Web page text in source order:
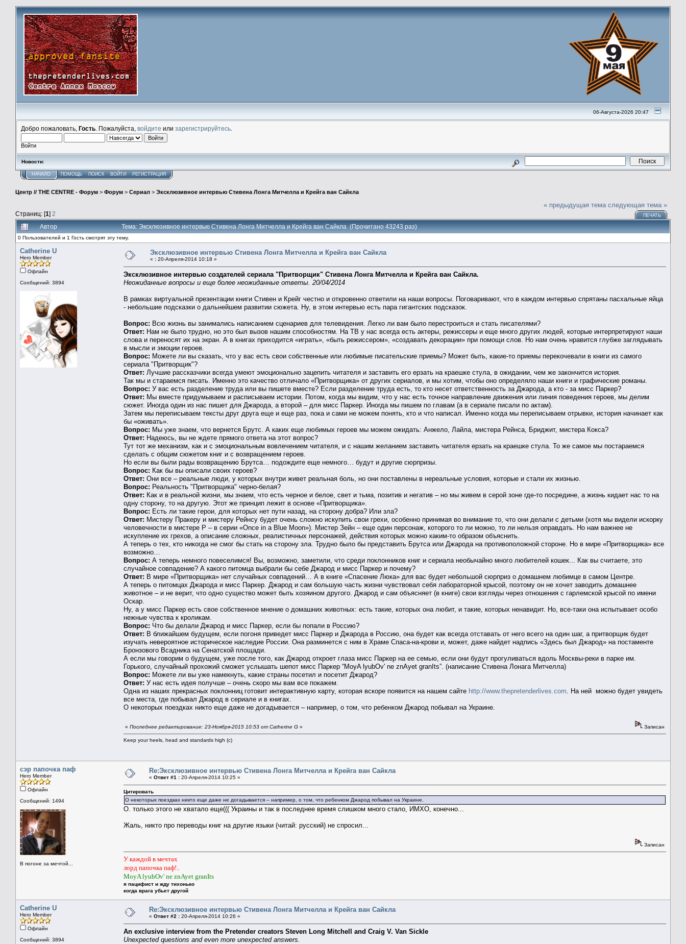
06-Августа-2026 20:47
Добро пожаловать, Гость . Пожалуйста, войдите или зарегистрируйтесь
Войти
Новости:
НАЧАЛО ПОМОЩЬ ПОИСК ВОЙТИ РЕГИСТРАЦИЯ
Центр // THE CENTRE - Форум > Форум > Сериал > Эксклюзивное интервью Стивена Лонга Митчелла и Крейга ван Сайкла
Страниц: [1] 2
« предыдущая тема следующая тема »
ПЕЧАТЬ
Автор Тема: Эксклюзивное интервью Стивена Лонга Митчелла и Крейга ван Сайкла (Прочитано 43243 раз)
0 Пользователей и 1 Гость смотрят эту тему.
Catherine U
Hero Member
Офлайн
Сообщений: 3894
Эксклюзивное интервью Стивена Лонга Митчелла и Крейга ван Сайкла
« : 20-Апреля-2014 10:18 »
Эксклюзивное интервью создателей сериала "Притворщик" Стивена Лонга Митчелла и Крейга ван Сайкла.
Неожиданные вопросы и еще более неожиданные ответы. 20/04/2014
В рамках виртуальной презентации книги Стивен и Крейг честно и откровенно ответили на наши вопросы. Поговаривают, что в каждом интервью спрятаны пасхальные яйца
- небольшие подсказки о дальнейшем развитии сюжета. Ну, в этом интервью есть пара гигантских подсказок.
Вопрос: Всю жизнь вы занимались написанием сценариев для телевидения. Легко ли вам было перестроиться и стать писателями?
Ответ: Нам не было трудно, но это был вызов нашим способностям. На ТВ у нас всегда есть актеры, режиссеры и еще много других людей, которые интерпретируют наши
слова и переносят их на экран. А в книгах приходится «играть», «быть режиссером», «создавать декорации» при помощи слов. Но нам очень нравится глубже заглядывать
в мысли и эмоции героев.
Вопрос: Можете ли вы сказать, что у вас есть свои собственные или любимые писательские приемы? Может быть, какие-то приемы перекочевали в книги из самого
сериала "Притворщик"?
Ответ: Лучшие рассказчики всегда умеют эмоционально зацепить читателя и заставить его ерзать на краешке стула, в ожидании, чем же закончится история.
Так мы и стараемся писать. Именно это качество отличало «Притворщика» от других сериалов, и мы хотим, чтобы оно определяло наши книги и графические романы.
Вопрос: У вас есть разделение труда или вы пишете вместе? Если разделение труда есть, то кто несет ответственность за Джарода, а кто - за мисс Паркер?
Ответ: Мы вместе придумываем и расписываем истории. Потом, когда мы видим, что у нас есть точное направление движения или линия поведения героев, мы делим
сюжет. Иногда один из нас пишет для Джарода, а второй – для мисс Паркер. Иногда мы пишем по главам (а в сериале писали по актам).
Затем мы переписываем тексты друг друга еще и еще раз, пока и сами не можем понять, кто и что написал. Именно когда мы переписываем отрывки, история начинает как
бы «оживать».
Вопрос: Мы уже знаем, что вернется Брутс. А каких еще любимых героев мы можем ожидать: Анжело, Лайла, мистера Рейнса, Бриджит, мистера Кокса?
Ответ: Надеюсь, вы не ждете прямого ответа на этот вопрос?
Тут тот же механизм, как и с эмоциональным вовлечением читателя, и с нашим желанием заставить читателя ерзать на краешке стула. То же самое мы постараемся
сделать с общим сюжетом книг и с возвращением героев.
Но если вы были рады возвращению Брутса… подождите еще немного… будут и другие сюрпризы.
Вопрос: Как бы вы описали своих героев?
Ответ: Они все – реальные люди, у которых внутри живет реальная боль, но они поставлены в нереальные условия, которые и стали их жизнью.
Вопрос: Реальность "Притворщика" черно-белая?
Ответ: Как и в реальной жизни, мы знаем, что есть черное и белое, свет и тьма, позитив и негатив – но мы живем в серой зоне где-то посредине, а жизнь кидает нас то на
одну сторону, то на другую. Этот же принцип лежит в основе «Притворщика».
Вопрос: Есть ли такие герои, для которых нет пути назад, на сторону добра? Или зла?
Ответ: Мистеру Пракеру и мистеру Рейнсу будет очень сложно искупить свои грехи, особенно принимая во внимание то, что они делали с детьми (хотя мы видели искорку
человечности в мистере Р – в серии «Once in a Blue Moon»). Мистер Зейн – еще один персонаж, которого то ли можно, то ли нельзя оправдать. Но нам важнее не
искупление их грехов, а описание сложных, реалистичных персонажей, действия которых можно каким-то образом объяснить.
А теперь о тех, кто никогда не смог бы стать на сторону зла. Трудно было бы представить Брутса или Джарода на противоположной стороне. Но в мире «Притворщика» все
возможно…
Вопрос: А теперь немного повеселимся! Вы, возможно, заметили, что среди поклонников книг и сериала необычайно много любителей кошек... Как вы считаете, это
случайное совпадение? А какого питомца выбрали бы себе Джарод и мисс Паркер и почему?
Ответ: В мире «Притворщика» нет случайных совпадений… А в книге «Спасение Люка» для вас будет небольшой сюрприз о домашнем любимце в самом Центре.
А теперь о питомцах Джарода и мисс Паркер. Джарод и сам большую часть жизни чувствовал себя лабораторной крысой, поэтому он не хочет заводить домашнее
животное – и не верит, что одно существо может быть хозяином другого. Джарод и сам объясняет (в книге) свои взгляды через отношения с гарлемской крысой по имени
Оскар.
Ну, а у мисс Паркер есть свое собственное мнение о домашних животных: есть такие, которых она любит, и такие, которых ненавидит. Но, все-таки она испытывает особо
нежные чувства к кроликам.
Вопрос: Что бы делали Джарод и мисс Паркер, если бы попали в Россию?
Ответ: В ближайшем будущем, если погоня приведет мисс Паркер и Джарода в Россию, она будет как всегда отставать от него всего на один шаг, а притворщик будет
изучать невероятное историческое наследие России. Она разминется с ним в Храме Спаса-на-крови и, может, даже найдет надпись «Здесь был Джарод» на постаменте
Бронзового Всадника на Сенатской площади.
А если мы говорим о будущем, уже после того, как Джарод откроет глаза мисс Паркер на ее семью, если они будут прогуливаться вдоль Москвы-реки в парке им.
Горького, случайный прохожий сможет услышать шепот мисс Паркер “MoyA lyubOv' ne znAyet granIts”. (написание Стивена Лонага Митчелла)
Вопрос: Можете ли вы уже намекнуть, какие страны посетил и посетит Джарод?
Ответ: У нас есть идея получше – очень скоро мы вам все покажем.
Одна из наших прекрасных поклонниц готовит интерактивную карту, которая вскоре появится на нашем сайте http://www.thepretenderlives.com . На ней можно будет увидеть
все места, где побывал Джарод в сериале и в книгах.
О некоторых поездках никто еще даже не догадывается – например, о том, что ребенком Джарод побывал на Украине.
« Последнее редактирование: 23-Ноября-2015 10:53 от Catherine G » Записан
Keep your heels, head and standards high (c)
сэр папочка паф
Hero Member
Офлайн
Сообщений: 1494
В погоне за мечтой...
Re:Эксклюзивное интервью Стивена Лонга Митчелла и Крейга ван Сайкла
« Ответ #1 : 20-Апреля-2014 10:25 »
Цитировать
О некоторых поездках никто еще даже не догадывается – например, о том, что ребенком Джарод побывал на Украине.
О. только этого не хватало еще((( Украины и так в последнее время слишком много стало, ИМХО, конечно...
Жаль, никто про переводы книг на другие языки (читай: русский) не спросил...
Записан
У каждой в мечтах
лорд папочка паф!..
MoyA lyubOv' ne znAyet granIts
я пацифист и жду тихонько
когда врага убьет другой
Catherine U
Hero Member
Офлайн
Сообщений: 3894
Re:Эксклюзивное интервью Стивена Лонга Митчелла и Крейга ван Сайкла
« Ответ #2 : 20-Апреля-2014 10:26 »
An exclusive interview from the Pretender creators Steven Long Mitchell and Craig V. Van Sickle
Unexpected questions and even more unexpected answers.